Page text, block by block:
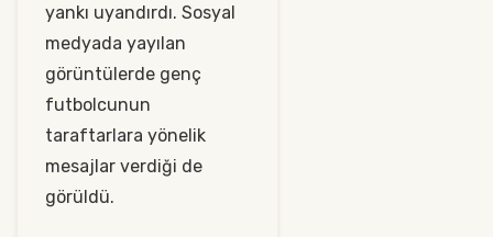
yankı uyandırdı. Sosyal
medyada yayılan
görüntülerde genç
futbolcunun
taraftarlara yönelik
mesajlar verdiği de
görüldü.